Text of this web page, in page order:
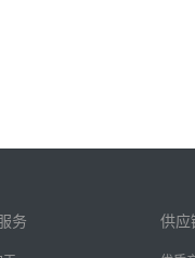
务 供应